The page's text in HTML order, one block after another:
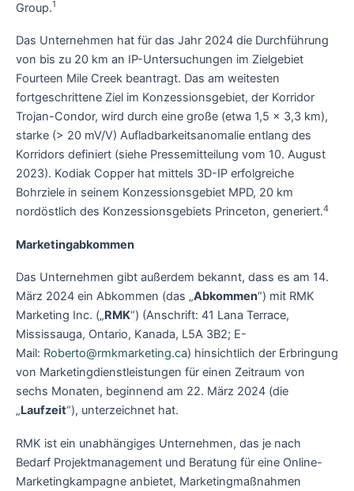
Group.1
Das Unternehmen hat für das Jahr 2024 die Durchführung
von bis zu 20 km an IP-Untersuchungen im Zielgebiet
Fourteen Mile Creek beantragt. Das am weitesten
fortgeschrittene Ziel im Konzessionsgebiet, der Korridor
Trojan-Condor, wird durch eine große (etwa 1,5 x 3,3 km),
starke (> 20 mV/V) Aufladbarkeitsanomalie entlang des
Korridors definiert (siehe Pressemitteilung vom 10. August
2023). Kodiak Copper hat mittels 3D-IP erfolgreiche
Bohrziele in seinem Konzessionsgebiet MPD, 20 km
nordöstlich des Konzessionsgebiets Princeton, generiert.4
Marketingabkommen
Das Unternehmen gibt außerdem bekannt, dass es am 14.
März 2024 ein Abkommen (das „Abkommen“) mit RMK
Marketing Inc. („RMK“) (Anschrift: 41 Lana Terrace,
Mississauga, Ontario, Kanada, L5A 3B2; E-
Mail: Roberto@rmkmarketing.ca) hinsichtlich der Erbringung
von Marketingdienstleistungen für einen Zeitraum von
sechs Monaten, beginnend am 22. März 2024 (die
„Laufzeit“), unterzeichnet hat.
RMK ist ein unabhängiges Unternehmen, das je nach
Bedarf Projektmanagement und Beratung für eine Online-
Marketingkampagne anbietet, Marketingmaßnahmen